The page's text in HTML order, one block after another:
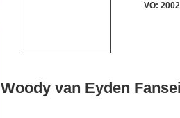
VÖ: 2002
Woody van Eyden